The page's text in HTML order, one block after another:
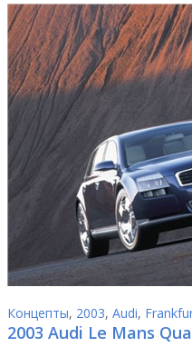
Концепты, 2003, Audi,
2003 Audi Le Mans